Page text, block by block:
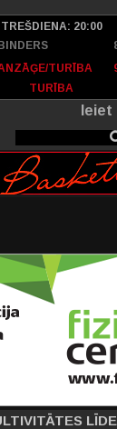
TREŠDIENA: 20:00
BINDERS
TURĪBA
TURĪBA
Ieiet